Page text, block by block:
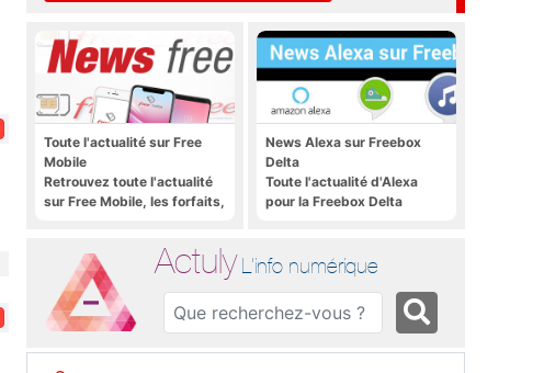
Toute l'actualité sur Free
Mobile
Retrouvez toute l'actualité
sur Free Mobile, les forfaits,
bien plus encore
News Alexa sur Freebox
Delta
Toute l'actualité d'Alexa
pour la Freebox Delta
Actuly L'info numérique